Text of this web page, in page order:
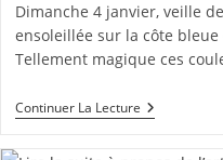
publication :
Dimanche 4 janvier, veille
ensoleillée sur la côte
Tellement magique ces
Continuer La LectureCalanque
De